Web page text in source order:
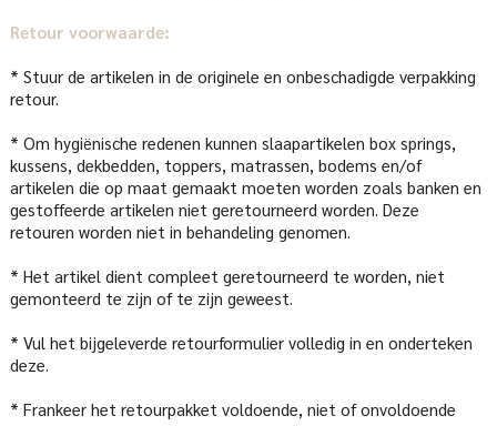
Retour voorwaarde:
* Stuur de artikelen in de originele en onbeschadigde verpakking
retour.
* Om hygiënische redenen kunnen slaapartikelen box springs,
kussens, dekbedden, toppers, matrassen, bodems en/of
artikelen die op maat gemaakt moeten worden zoals banken en
gestoffeerde artikelen niet geretourneerd worden. Deze
retouren worden niet in behandeling genomen.
* Het artikel dient compleet geretourneerd te worden, niet
gemonteerd te zijn of te zijn geweest.
* Vul het bijgeleverde retourformulier volledig in en onderteken
deze.
* Frankeer het retourpakket voldoende, niet of onvoldoende